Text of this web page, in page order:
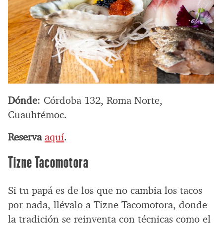
Dónde: Córdoba 132, Roma Norte,
Cuauhtémoc.
Reserva aquí.
Tizne Tacomotora
Si tu papá es de los que no cambia los tacos
por nada, llévalo a Tizne Tacomotora, donde
la tradición se reinventa con técnicas como el